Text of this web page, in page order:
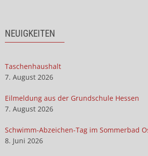
NEUIGKEITEN
Taschenhaushalt
7. August 2026
Eilmeldung aus der Grundschule Hessen
7. August 2026
Schwimm-Abzeichen-Tag im Sommerbad
8. Juni 2026